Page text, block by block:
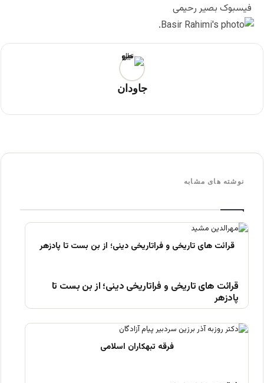
فیسبوک بصیر رحیمی
جاودان
نوشته های مشابه
قرائت های تاریخی و فراتاریخی دینی؛ از بن بست تا
پادزهر